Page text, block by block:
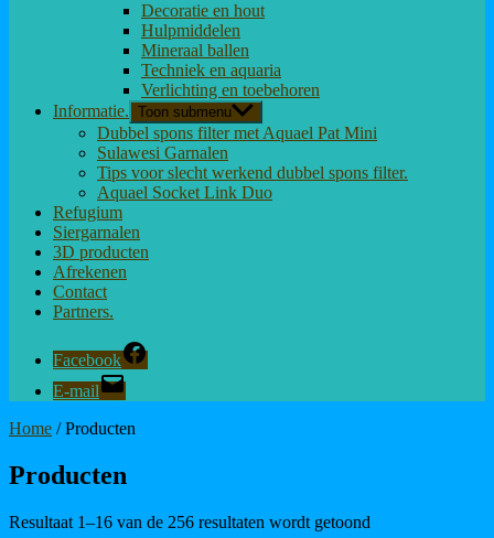
Decoratie en hout
Hulpmiddelen
Mineraal ballen
Techniek en aquaria
Verlichting en toebehoren
Informatie. Toon submenu
Dubbel spons filter met Aquael Pat Mini
Sulawesi Garnalen
Tips voor slecht werkend dubbel spons filter.
Aquael Socket Link Duo
Refugium
Siergarnalen
3D producten
Afrekenen
Contact
Partners.
Facebook
E-mail
Home / Producten
Producten
Resultaat 1–16 van de 256 resultaten wordt getoond